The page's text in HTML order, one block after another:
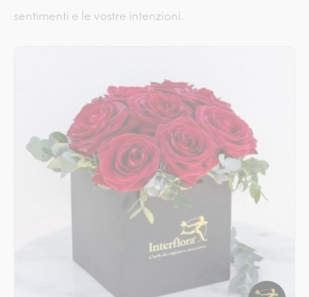
sentimenti e le vostre intenzioni.